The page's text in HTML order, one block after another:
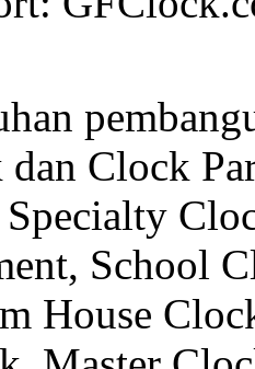
Clock
School
House